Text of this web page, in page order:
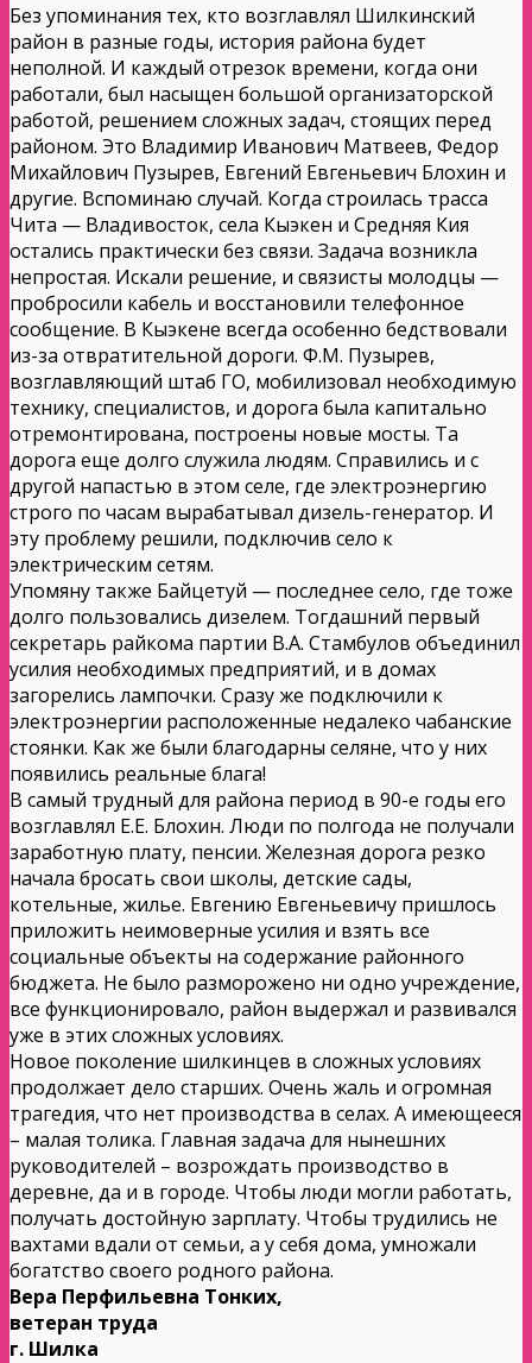
Без упоминания тех, кто возглавлял Шилкинский
район в разные годы, история района будет
неполной. И каждый отрезок времени, когда они
работали, был насыщен большой организаторской
работой, решением сложных задач, стоящих перед
районом. Это Владимир Иванович Матвеев, Федор
Михайлович Пузырев, Евгений Евгеньевич Блохин и
другие. Вспоминаю случай. Когда строилась трасса
Чита — Владивосток, села Кыэкен и Средняя Кия
остались практически без связи. Задача возникла
непростая. Искали решение, и связисты молодцы —
пробросили кабель и восстановили телефонное
сообщение. В Кыэкене всегда особенно бедствовали
из-за отвратительной дороги. Ф.М. Пузырев,
возглавляющий штаб ГО, мобилизовал необходимую
технику, специалистов, и дорога была капитально
отремонтирована, построены новые мосты. Та
дорога еще долго служила людям. Справились и с
другой напастью в этом селе, где электроэнергию
строго по часам вырабатывал дизель-генератор. И
эту проблему решили, подключив село к
электрическим сетям.
Упомяну также Байцетуй — последнее село, где тоже
долго пользовались дизелем. Тогдашний первый
секретарь райкома партии В.А. Стамбулов объединил
усилия необходимых предприятий, и в домах
загорелись лампочки. Сразу же подключили к
электроэнергии расположенные недалеко чабанские
стоянки. Как же были благодарны селяне, что у них
появились реальные блага!
В самый трудный для района период в 90-е годы его
возглавлял Е.Е. Блохин. Люди по полгода не получали
заработную плату, пенсии. Железная дорога резко
начала бросать свои школы, детские сады,
котельные, жилье. Евгению Евгеньевичу пришлось
приложить неимоверные усилия и взять все
социальные объекты на содержание районного
бюджета. Не было разморожено ни одно учреждение,
все функционировало, район выдержал и развивался
уже в этих сложных условиях.
Новое поколение шилкинцев в сложных условиях
продолжает дело старших. Очень жаль и огромная
трагедия, что нет производства в селах. А имеющееся
– малая толика. Главная задача для нынешних
руководителей – возрождать производство в
деревне, да и в городе. Чтобы люди могли работать,
получать достойную зарплату. Чтобы трудились не
вахтами вдали от семьи, а у себя дома, умножали
богатство своего родного района.
Вера Перфильевна Тонких,
ветеран труда
г. Шилка